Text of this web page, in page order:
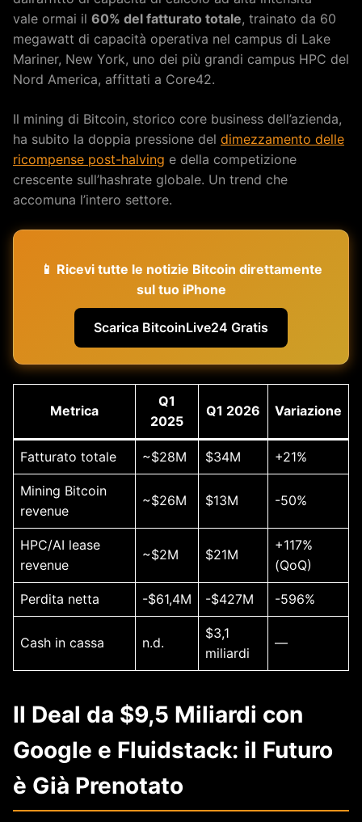
vale ormai il 60% del fatturato totale, trainato da 60
megawatt di capacità operativa nel campus di Lake
Mariner, New York, uno dei più grandi campus HPC del
Nord America, affittati a Core42.
Il mining di Bitcoin, storico core business dell’azienda,
ha subito la doppia pressione del dimezzamento delle
ricompense post-halving e della competizione
crescente sull’hashrate globale. Un trend che
accomuna l’intero settore.
📱 Ricevi tutte le notizie Bitcoin direttamente
sul tuo iPhone
Scarica BitcoinLive24 Gratis
Metrica
Q1
2025
Q1 2026 Variazione
Fatturato totale ~$28M $34M +21%
Mining Bitcoin
revenue
~$26M $13M -50%
HPC/AI lease
revenue
~$2M $21M
+117%
(QoQ)
Perdita netta -$61,4M -$427M -596%
Cash in cassa n.d.
$3,1
miliardi
—
Il Deal da $9,5 Miliardi con
Google e Fluidstack: il Futuro
è Già Prenotato